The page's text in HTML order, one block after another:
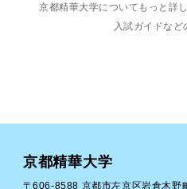
京都精華大学についてもっと詳
入試ガイドな
京都精華大学
〒606-8588 京都市左京区岩倉木野